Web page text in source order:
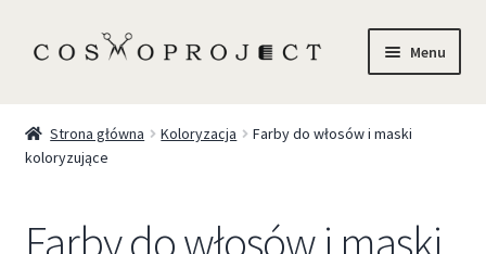
Menu
Marki
Strona główna Koloryzacja
Farby do włosów i maski
koloryzujące
Farby do włosów i maski